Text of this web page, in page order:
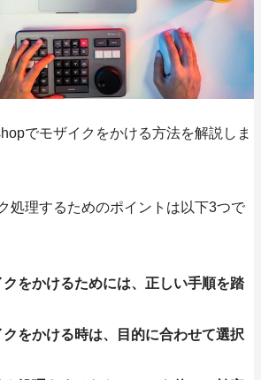
でモザイクをかける方法を解説しま
処理するためのポイントは以下3つで
をかけるためには、正しい手順を踏
をかける時は、目的に合わせて選択